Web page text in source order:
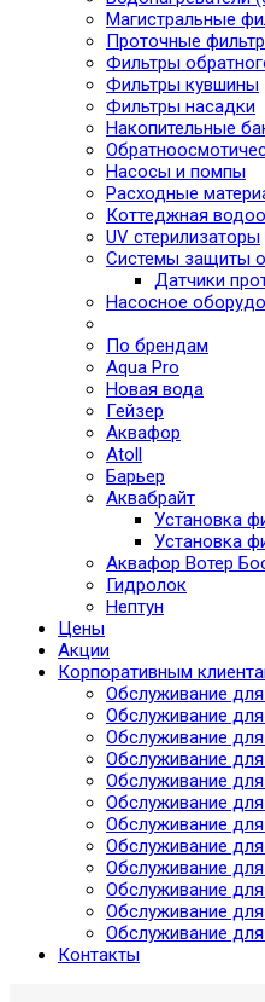
Магистральные
Проточные
Фильтры
Фильтры кувшины
Фильтры насадки
Накопительные
Насосы и помпы
Расходные
Коттеджная
UV стерилизаторы
Системы защиты
Датчики
Насосное
По брендам
Aqua Pro
Новая вода
Гейзер
Аквафор
Atoll
Барьер
Аквабрайт
Установка
Установка
Аквафор Вотер
Гидролок
Нептун
Цены
Акции
Корпоративным
Обслуживание
Обслуживание
Обслуживание для
Обслуживание
Обслуживание
Обслуживание
Обслуживание
Обслуживание
Обслуживание
Обслуживание
Обслуживание
Обслуживание
Контакты